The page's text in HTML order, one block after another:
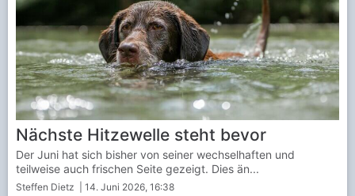
Nächste Hitzewelle steht bevor
Steffen Dietz | 14. Juni 2026, 16:38
Der Juni hat sich bisher von seiner wechselhaften und
teilweise auch frischen Seite gezeigt. Dies än...